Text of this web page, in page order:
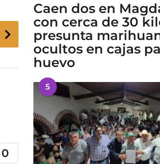
0
Caen dos en
con cerca de 30
presunta
ocultos en cajas
huevo
5